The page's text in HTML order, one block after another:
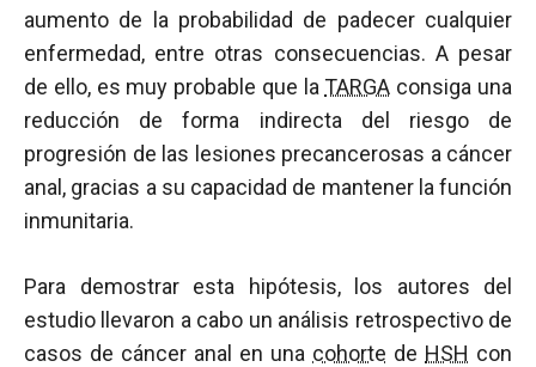
aumento de la probabilidad de padecer cualquier
enfermedad, entre otras consecuencias. A pesar
de ello, es muy probable que laTARGA consiga una
reducción de forma indirecta del riesgo de
progresión de las lesiones precancerosas a cáncer
anal, gracias a su capacidad de mantener la función
inmunitaria.
Para demostrar esta hipótesis, los autores del
estudio llevaron a cabo un análisis retrospectivo de
casos de cáncer anal en una cohorte de HSH con